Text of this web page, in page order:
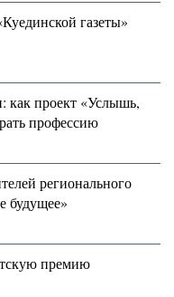
газеты»
как проект «Услышь,
профессию
регионального
будущее»
премию